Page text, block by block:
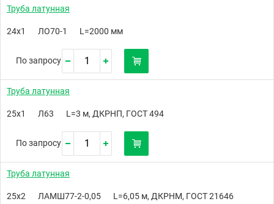
Труба латунная
24х1 ЛО70-1 L=2000 мм
По запросу
Труба латунная
25х1 Л63 L=3 м, ДКРНП, ГОСТ 494
По запросу
Труба латунная
25х2 ЛАМШ77-2-0,05 L=6,05 м, ДКРНМ, ГОСТ 21646